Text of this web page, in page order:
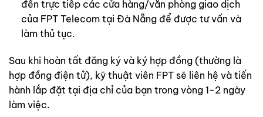
đến trực tiếp các cửa hàng/văn phòng giao dịch
của FPT Telecom tại Đà Nẵng để được tư vấn và
làm thủ tục.
Sau khi hoàn tất đăng ký và ký hợp đồng (thường là
hợp đồng điện tử), kỹ thuật viên FPT sẽ liên hệ và tiến
hành lắp đặt tại địa chỉ của bạn trong vòng 1-2 ngày
làm việc.